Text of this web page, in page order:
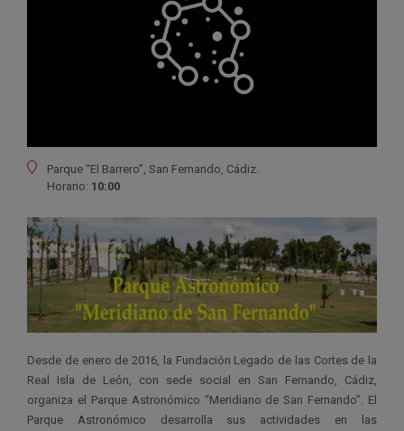
Ubicación
Parque “El Barrero”, San Fernando, Cádiz.
Horario: 10:00
Desde de enero de 2016, la Fundación Legado de las Cortes de la
Real Isla de León, con sede social en San Fernando, Cádiz,
organiza el Parque Astronómico “Meridiano de San Fernando”. El
Parque Astronómico desarrolla sus actividades en las